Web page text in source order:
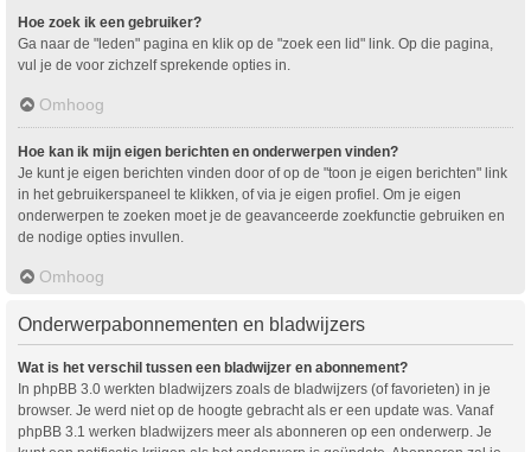
Hoe zoek ik een gebruiker?
Ga naar de "leden" pagina en klik op de "zoek een lid" link. Op die pagina,
vul je de voor zichzelf sprekende opties in.
Omhoog
Hoe kan ik mijn eigen berichten en onderwerpen vinden?
Je kunt je eigen berichten vinden door of op de "toon je eigen berichten" link
in het gebruikerspaneel te klikken, of via je eigen profiel. Om je eigen
onderwerpen te zoeken moet je de geavanceerde zoekfunctie gebruiken en
de nodige opties invullen.
Omhoog
Onderwerpabonnementen en bladwijzers
Wat is het verschil tussen een bladwijzer en abonnement?
In phpBB 3.0 werkten bladwijzers zoals de bladwijzers (of favorieten) in je
browser. Je werd niet op de hoogte gebracht als er een update was. Vanaf
phpBB 3.1 werken bladwijzers meer als abonneren op een onderwerp. Je